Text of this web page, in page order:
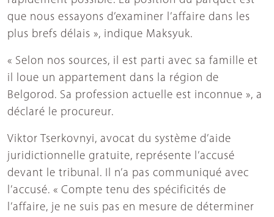
que nous essayons d’examiner l’affaire dans les
plus brefs délais », indique Maksyuk.
« Selon nos sources, il est parti avec sa famille et
il loue un appartement dans la région de
Belgorod. Sa profession actuelle est inconnue », a
déclaré le procureur.
Viktor Tserkovnyi, avocat du système d’aide
juridictionnelle gratuite, représente l’accusé
devant le tribunal. Il n’a pas communiqué avec
l’accusé. « Compte tenu des spécificités de
l’affaire, je ne suis pas en mesure de déterminer